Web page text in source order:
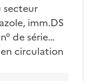
secteur
imm.DS
de série
en circulation